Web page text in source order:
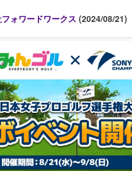
ォワードワークス (2024/08/21)